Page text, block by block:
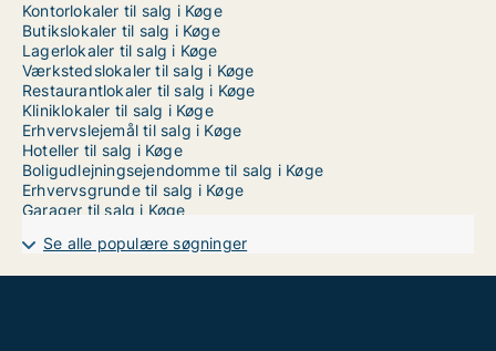
Kontorlokaler til salg i Køge
Butikslokaler til salg i Køge
Lagerlokaler til salg i Køge
Værkstedslokaler til salg i Køge
Restaurantlokaler til salg i Køge
Kliniklokaler til salg i Køge
Erhvervslejemål til salg i Køge
Hoteller til salg i Køge
Boligudlejningsejendomme til salg i Køge
Erhvervsgrunde til salg i Køge
Garager til salg i Køge
Se alle populære søgninger